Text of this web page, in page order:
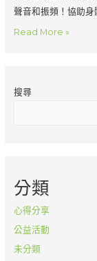
聲音和振頻！協助
學
–
缽
的
我
們
Read More »
搜尋
分類
心得分享
公益活動
未分類